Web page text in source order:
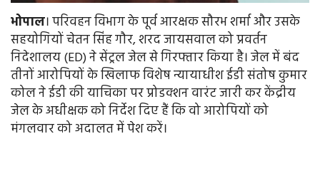
भोपाल। परिवहन विभाग के पूर्व आरक्षक सौरभ शर्मा और उसके
सहयोगियों चेतन सिंह गौर, शरद जायसवाल को प्रवर्तन
निदेशालय (ED) ने सेंट्रल जेल से गिरफ्तार किया है। जेल में बंद
तीनों आरोपियों के खिलाफ विशेष न्यायाधीश ईडी संतोष कुमार
कोल ने ईडी की याचिका पर प्रोडक्शन वारंट जारी कर केंद्रीय
जेल के अधीक्षक को निर्देश दिए हैं कि वो आरोपियों को
मंगलवार को अदालत में पेश करें।